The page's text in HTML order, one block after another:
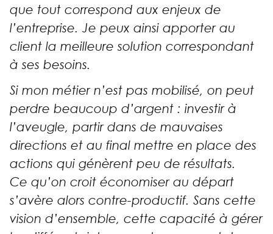
que tout correspond aux enjeux de
l’entreprise. Je peux ainsi apporter au
client la meilleure solution correspondant
à ses besoins.
Si mon métier n’est pas mobilisé, on peut
perdre beaucoup d’argent : investir à
l’aveugle, partir dans de mauvaises
directions et au final mettre en place des
actions qui génèrent peu de résultats.
Ce qu’on croit économiser au départ
s’avère alors contre-productif. Sans cette
vision d’ensemble, cette capacité à gérer